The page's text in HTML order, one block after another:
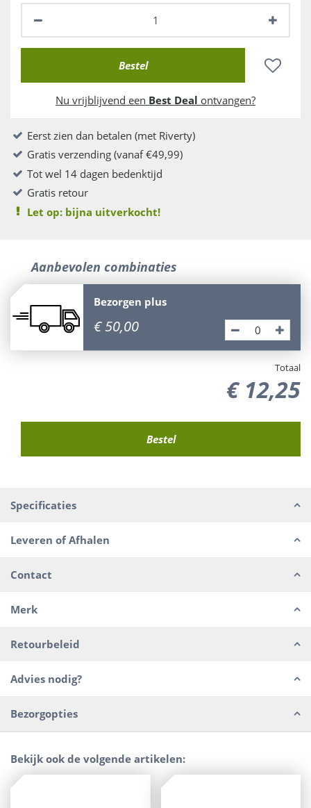
Nu vrijblijvend een Best Deal ontvangen?
Eerst zien dan betalen (met Riverty)
Gratis verzending (vanaf €49,99)
Tot wel 14 dagen bedenktijd
Gratis retour
Let op: bijna uitverkocht!
Aanbevolen combinaties
Bezorgen plus
€ 50,00
Totaal
€ 12,25
Specificaties
Leveren of Afhalen
Contact
Merk
Retourbeleid
Advies nodig?
Bezorgopties
Bekijk ook de volgende artikelen: